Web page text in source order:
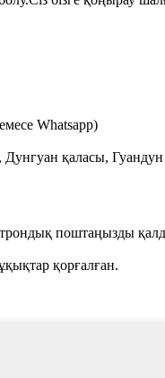
Whatsapp)
қаласы,
поштаңызды
қорғалған.